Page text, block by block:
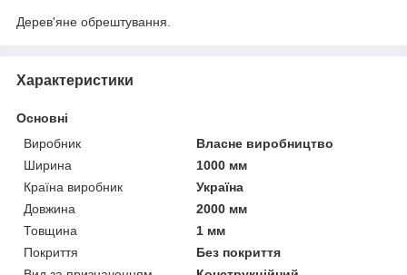
Дерев'яне обрештування.
Характеристики
Основні
Виробник
Власне виробництво
Ширина
1000 мм
Країна виробник
Україна
Довжина
2000 мм
Товщина
1 мм
Покриття
Без покриття